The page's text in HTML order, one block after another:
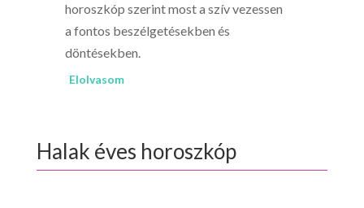
horoszkóp szerint most a szív vezessen
a fontos beszélgetésekben és
döntésekben.
Elolvasom
Halak éves horoszkóp